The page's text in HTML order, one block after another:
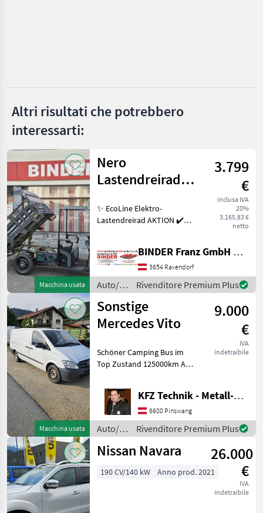
Altri risultati che potrebbero
interessarti:
Macchina usata
Nero
Lastendreirad
TukTuk
3.799
€
inclusa IVA
20%
3.165,83 €
netto
✨ EcoLine Elektro-
Lastendreirad AKTION ✔️
Ausführung ✔️ mit 45km/h
und Dach ✔️ optimal für
jeden Betrieb, Hof oder
BINDER Franz GmbH & CoKG
3654 Raxendorf
Auto/moto
/ Nero
Rivenditore Premium Plus
Macchina usata
Sonstige
Mercedes Vito
9.000
€
IVA
indetraibile
Schöner Camping Bus im
Top Zustand 125000km Als
Einsatzbar Navi
Rückkamera Kein Allrad 3-
Sitzer Diesel 130PS 2
Besitzer Auto/moto Cam
KFZ Technik - Metall-Maschinenbau Wörle
6600 Pinswang
Auto/moto
/
Sonstige
Rivenditore Premium Plus
Nissan Navara
26.000
€
IVA
indetraibile
190 CV/140 kW Anno prod. 2021